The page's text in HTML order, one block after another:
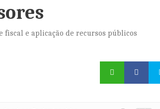
fiscal e aplicação de recursos públicos